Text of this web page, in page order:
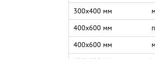
300х400 мм
400х600 мм
400х600 мм